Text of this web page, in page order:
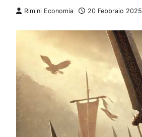
Rimini Economia 20 Febbraio 2025